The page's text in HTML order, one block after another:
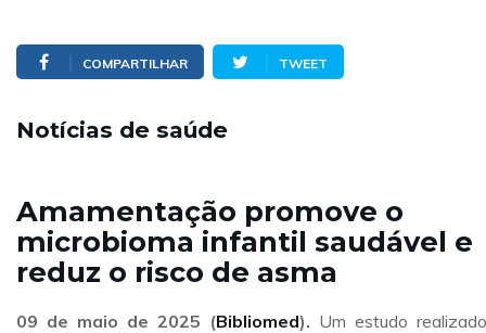
COMPARTILHAR TWEET
Notícias de saúde
Amamentação promove o
microbioma infantil saudável e
reduz o risco de asma
09 de maio de 2025 (Bibliomed). Um estudo